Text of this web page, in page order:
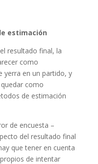
estimación
resultado final, la
como
yerra en un partido, y
como
de estimación
de encuesta –
del resultado final
que tener en cuenta
de intentar